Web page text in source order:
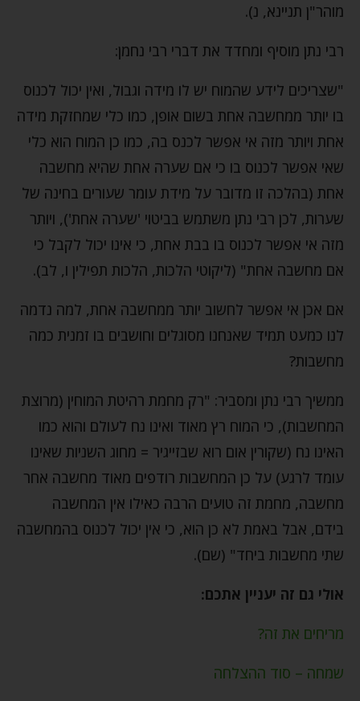
מוהר"ן תניינא, נ).
רבי נתן מוסיף ומחדד את דברי רבי נחמן:
"שצריכים לידע שהמוח יש לו מידה וגבול, ואין יכול לכנוס
בו יותר ממחשבה אחת בשום אופן, כמו כלי שמחזקת מידה
אחת ויותר מזה אי אפשר לכנס בה, כמו כן המוח הוא כלי
שאי אפשר לכנוס בו כי אם שערה אחת שהיא מחשבה
אחת (בהלכה זו מדובר על מידת עומר שעורים בחינה של
שערות, לכן רבי נתן משתמש בביטוי 'שערה אחת'), ויותר
מזה אי אפשר לכנוס בו בבת אחת, כי אינו יכול לקבל כי
אם מחשבה אחת" (ליקוטי הלכות, הלכות תפילין ו, לב).
אם אכן אי אפשר לחשוב יותר ממחשבה אחת, למה נדמה
לנו כמעט תמיד שאנחנו מסוגלים וחושבים בו זמנית כמה
מחשבות?
ממשיך רבי נתן ומסביר: "רק מחמת רהיטת המוחין (מרוצת
המחשבות), כי המוח רץ מאוד ואינו נח לעולם והוא כמו
האינו נח (שקורין אום רוא שבזייגיר = מחוג השניות שאינו
עומד לרגע) על כן המחשבות רודפים מאוד מחשבה אחר
מחשבה, מחמת זה טועים הרבה כאילו אין המחשבה
בידם, אבל באמת לא כן הוא, כי אין יכול לכנוס בהמחשבה
שתי מחשבות ביחד" (שם).
אולי גם זה יעניין אתכם:
מריחים את זה?
שמחה – סוד ההצלחה